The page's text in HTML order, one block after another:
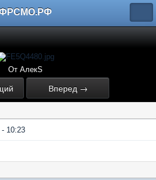
От АлекS
Вперед →
- 10:23